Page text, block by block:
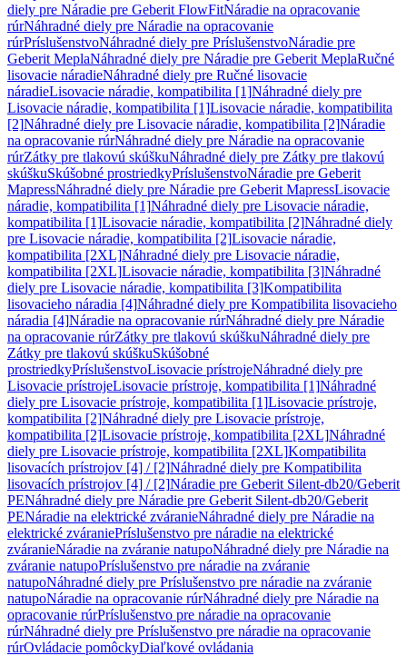
diely pre Náradie pre Geberit FlowFitNáradie na opracovanie
rúrNáhradné diely pre Náradie na opracovanie
rúrPríslušenstvoNáhradné diely pre PríslušenstvoNáradie pre
Geberit MeplaNáhradné diely pre Náradie pre Geberit MeplaRučné
lisovacie náradieNáhradné diely pre Ručné lisovacie
náradieLisovacie náradie, kompatibilita [1]Náhradné diely pre
Lisovacie náradie, kompatibilita [1]Lisovacie náradie, kompatibilita
[2]Náhradné diely pre Lisovacie náradie, kompatibilita [2]Náradie
na opracovanie rúrNáhradné diely pre Náradie na opracovanie
rúrZátky pre tlakovú skúškuNáhradné diely pre Zátky pre tlakovú
skúškuSkúšobné prostriedkyPríslušenstvoNáradie pre Geberit
MapressNáhradné diely pre Náradie pre Geberit MapressLisovacie
náradie, kompatibilita [1]Náhradné diely pre Lisovacie náradie,
kompatibilita [1]Lisovacie náradie, kompatibilita [2]Náhradné diely
pre Lisovacie náradie, kompatibilita [2]Lisovacie náradie,
kompatibilita [2XL]Náhradné diely pre Lisovacie náradie,
kompatibilita [2XL]Lisovacie náradie, kompatibilita [3]Náhradné
diely pre Lisovacie náradie, kompatibilita [3]Kompatibilita
lisovacieho náradia [4]Náhradné diely pre Kompatibilita lisovacieho
náradia [4]Náradie na opracovanie rúrNáhradné diely pre Náradie
na opracovanie rúrZátky pre tlakovú skúškuNáhradné diely pre
Zátky pre tlakovú skúškuSkúšobné
prostriedkyPríslušenstvoLisovacie prístrojeNáhradné diely pre
Lisovacie prístrojeLisovacie prístroje, kompatibilita [1]Náhradné
diely pre Lisovacie prístroje, kompatibilita [1]Lisovacie prístroje,
kompatibilita [2]Náhradné diely pre Lisovacie prístroje,
kompatibilita [2]Lisovacie prístroje, kompatibilita [2XL]Náhradné
diely pre Lisovacie prístroje, kompatibilita [2XL]Kompatibilita
lisovacích prístrojov [4] / [2]Náhradné diely pre Kompatibilita
lisovacích prístrojov [4] / [2]Náradie pre Geberit Silent-db20/Geberit
PENáhradné diely pre Náradie pre Geberit Silent-db20/Geberit
PENáradie na elektrické zváranieNáhradné diely pre Náradie na
elektrické zváraniePríslušenstvo pre náradie na elektrické
zváranieNáradie na zváranie natupoNáhradné diely pre Náradie na
zváranie natupoPríslušenstvo pre náradie na zváranie
natupoNáhradné diely pre Príslušenstvo pre náradie na zváranie
natupoNáradie na opracovanie rúrNáhradné diely pre Náradie na
opracovanie rúrPríslušenstvo pre náradie na opracovanie
rúrNáhradné diely pre Príslušenstvo pre náradie na opracovanie
rúrOvládacie pomôckyDiaľkové ovládania